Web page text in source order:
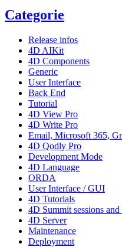
Categorie
Release infos
4D AIKit
4D Components
Generic
User Interface
Back End
Tutorial
4D View Pro
4D Write Pro
Email, Microsoft 365,
4D Qodly Pro
Development Mode
4D Language
ORDA
User Interface / GUI
4D Tutorials
4D Summit sessions
4D Server
Maintenance
Deployment